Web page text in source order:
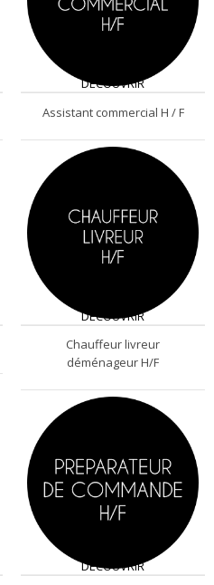
DÉCOUVRIR
Assistant commercial H / F
DÉCOUVRIR
Chauffeur livreur
déménageur H/F
DÉCOUVRIR